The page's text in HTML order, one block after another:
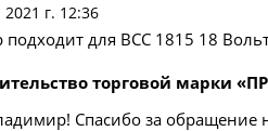
г. 12:36
подходит для ВСС 1815 18
торговой марки
Спасибо за обращение